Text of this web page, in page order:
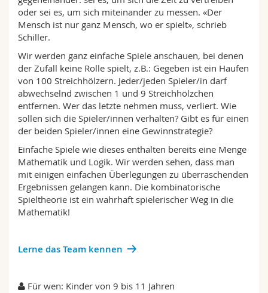
Math.-Nat. und Med. Fak.
Interfakultär
Mitarbeitende
Doktorierende
Webmail
Vorlesungsverzeichnis
MyUnifr
oder sei es, um sich miteinander zu messen. «Der
Mensch ist nur ganz Mensch, wo er spielt», schrieb
Schiller.
Wir werden ganz einfache Spiele anschauen, bei denen
der Zufall keine Rolle spielt, z.B.: Gegeben ist ein Haufen
von 100 Streichhölzern. Jeder/jeden Spieler/in darf
abwechselnd zwischen 1 und 9 Streichhölzchen
entfernen. Wer das letzte nehmen muss, verliert. Wie
sollen sich die Spieler/innen verhalten? Gibt es für einen
der beiden Spieler/innen eine Gewinnstrategie?
Einfache Spiele wie dieses enthalten bereits eine Menge
Mathematik und Logik. Wir werden sehen, dass man
mit einigen einfachen Überlegungen zu überraschenden
Ergebnissen gelangen kann. Die kombinatorische
Spieltheorie ist ein wahrhaft spielerischer Weg in die
Mathematik!
Lerne das Team kennen
Für wen: Kinder von 9 bis 11 Jahren